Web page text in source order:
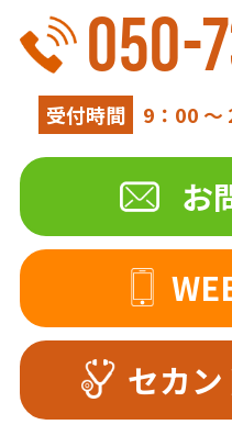
050-
受付時間 9：00 ～
お
セカ